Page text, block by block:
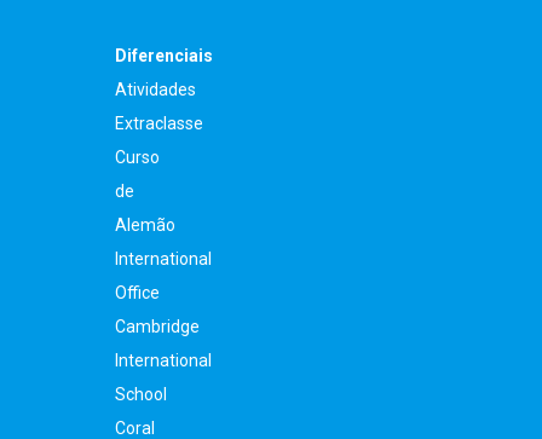
Diferenciais
Atividades
Extraclasse
Curso
de
Alemão
International
Office
Cambridge
International
School
Coral